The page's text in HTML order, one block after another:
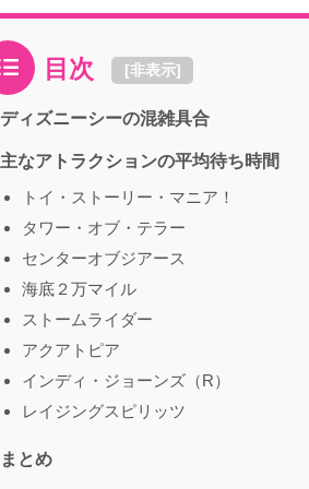
目次 [非表示]
ディズニーシーの混雑具合
主なアトラクションの平均待ち時間
トイ・ストーリー・マニア！
タワー・オブ・テラー
センターオブジアース
海底２万マイル
ストームライダー
アクアトピア
インディ・ジョーンズ（R）
レイジングスピリッツ
まとめ